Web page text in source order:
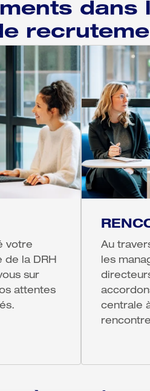
dans
votre
de la DRH
sur
attentes
Au
les
centrale